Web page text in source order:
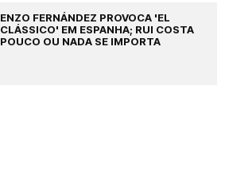
ENZO FERNÁNDEZ PROVOCA 'EL
CLÁSSICO' EM ESPANHA; RUI COSTA
POUCO OU NADA SE IMPORTA